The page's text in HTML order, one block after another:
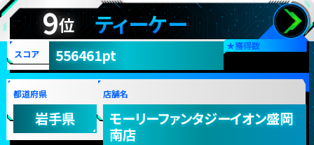
9位 ティーケー
★獲得数
スコア 556461pt
都道府県
岩手県
店舗名
モーリーファンタジーイオン盛岡
南店